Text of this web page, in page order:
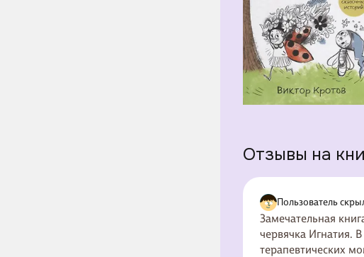
Отзывы на
Пользователь
Замечательная
червячка Игнатия.
терапевтических